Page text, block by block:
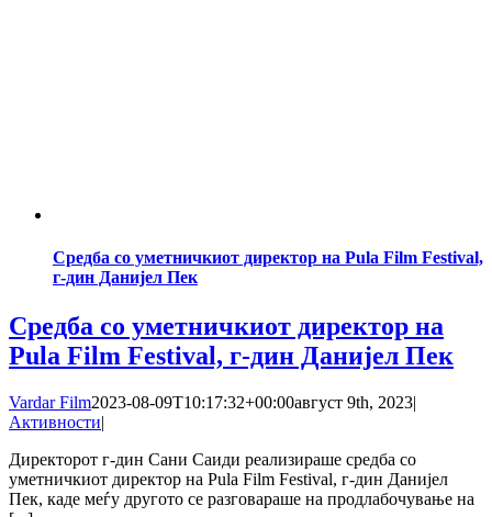
Средба со уметничкиот директор на Pula Film Festival,
г-дин Данијел Пек
Средба со уметничкиот директор на
Pula Film Festival, г-дин Данијел Пек
Vardar Film2023-08-09T10:17:32+00:00август 9th, 2023|
Активности|
Директорот г-дин Сани Саиди реализираше средба со
уметничкиот директор на Pula Film Festival, г-дин Данијел
Пек, каде меѓу другото се разговараше на продлабочување на